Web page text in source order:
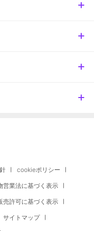
cookieポリシー
営業法に基づく表示
売許可に基づく表示
サイトマップ